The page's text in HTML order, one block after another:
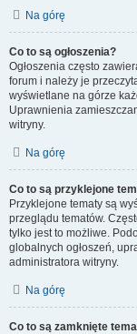
Na górę
Co to są ogłoszenia?
Ogłoszenia często
forum i należy je
wyświetlane na górze
Uprawnienia
witryny.
Na górę
Co to są przyklejone
Przyklejone tematy są
przeglądu tematów.
tylko jest to możliwe.
globalnych ogłoszeń,
administratora witryny.
Na górę
Co to są zamknięte